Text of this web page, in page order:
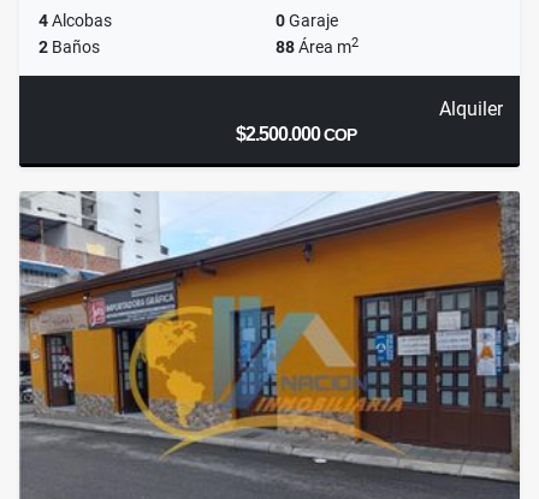
4Alcobas 0Garaje
2 Baños 88Área m2
Alquiler
$2.500.000COP